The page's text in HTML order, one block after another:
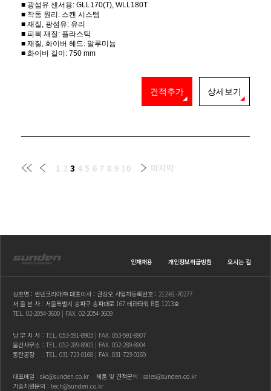
■ 광섬유 센서용: GLL170(T), WLL180T
■ 작동 원리: 스캔 시스템
■ 재질, 광섬유: 유리
■ 피복 재질: 플라스틱
■ 재질, 화이버 헤드: 알루미늄
■ 화이버 길이: 750 mm
견적추가 상세보기
1 2 3 4 5 6 7 8 9 10 마지막
인재채용 개인정보취급방침 오시는 길
상호명 : 썬덴코리아㈜ 대표이사 : 권상오 사업자등록번호 : 212-81-70277
서 울 본 사 : 서울특별시 송파구 송파대로 167 테라타워 B동 1213호
TEL. 02-2054-3600 | FAX. 02-2054-3609
남 부 지 사 : TEL. 053-591-8905 | FAX. 053-591-8907
울산사무소 : TEL. 052-289-8905 | FAX. 052-289-8904
동탄공장
: TEL. 031-723-0168 | FAX. 031-723-0169
대표메일 : skc@sunden.co.kr 제품 및 견적문의 : sales@sunden.co.kr
기술지원문의 : tech@sunden.co.kr